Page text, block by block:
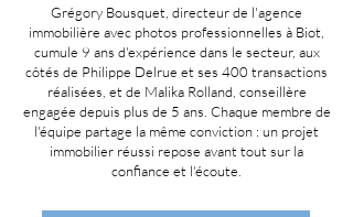
Grégory Bousquet, directeur de l'agence
immobilière avec photos professionnelles à Biot,
cumule 9 ans d'expérience dans le secteur, aux
côtés de Philippe Delrue et ses 400 transactions
réalisées, et de Malika Rolland, conseillère
engagée depuis plus de 5 ans. Chaque membre de
l'équipe partage la même conviction : un projet
immobilier réussi repose avant tout sur la
confiance et l'écoute.